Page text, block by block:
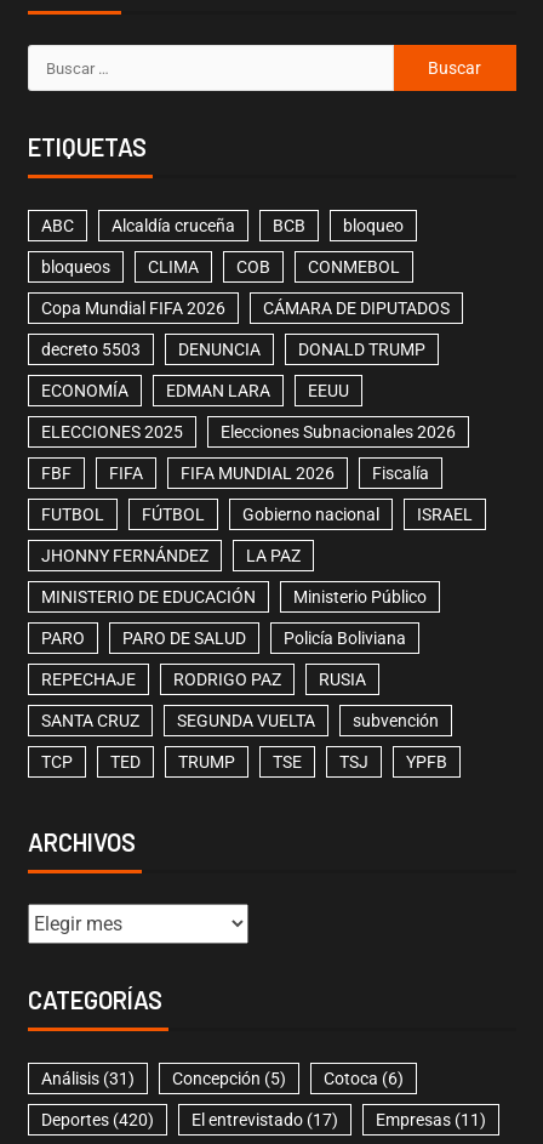
ETIQUETAS
ABC Alcaldía cruceña BCB bloqueo
bloqueos CLIMA COB CONMEBOL
Copa Mundial FIFA 2026 CÁMARA DE DIPUTADOS
decreto 5503 DENUNCIA DONALD TRUMP
ECONOMÍA EDMAN LARA EEUU
ELECCIONES 2025 Elecciones Subnacionales 2026
FBF FIFA FIFA MUNDIAL 2026 Fiscalía
FUTBOL FÚTBOL Gobierno nacional ISRAEL
JHONNY FERNÁNDEZ LA PAZ
MINISTERIO DE EDUCACIÓN Ministerio Público
PARO PARO DE SALUD Policía Boliviana
REPECHAJE RODRIGO PAZ RUSIA
SANTA CRUZ SEGUNDA VUELTA subvención
TCP TED TRUMP TSE TSJ YPFB
ARCHIVOS
CATEGORÍAS
Análisis(31) Concepción (5) Cotoca (6)
Deportes(420) El entrevistado(17) Empresas(11)